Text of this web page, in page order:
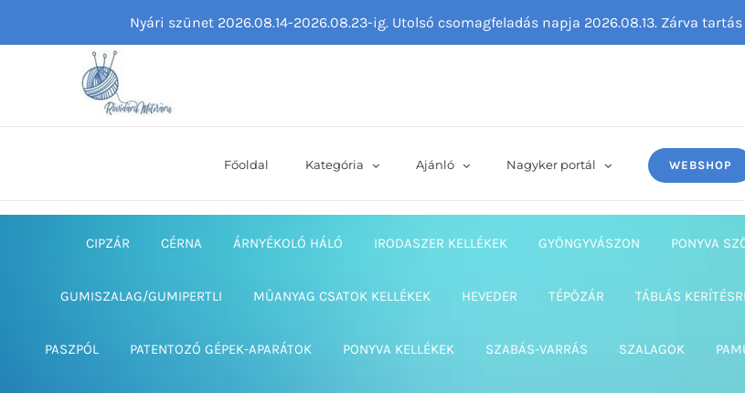
Főoldal Kategória Ajánló Nagyker portál WEBSHOP
CIPZÁR CÉRNA ÁRNYÉKOLÓ HÁLÓ IRODASZER KELLÉKEK GYÖNGYVÁSZON PONYVA
GUMISZALAG/GUMIPERTLI MŰANYAG CSATOK KELLÉKEK HEVEDER TÉPŐZÁR TÁBLÁS
PASZPÓL PATENTOZÓ GÉPEK-APARÁTOK PONYVA KELLÉKEK SZABÁS-VARRÁS SZALAGOK
Nyári szünet 2026.08.14-2026.08.23-ig. Utolsó csomagfeladás napja 2026.08.13. Zárva